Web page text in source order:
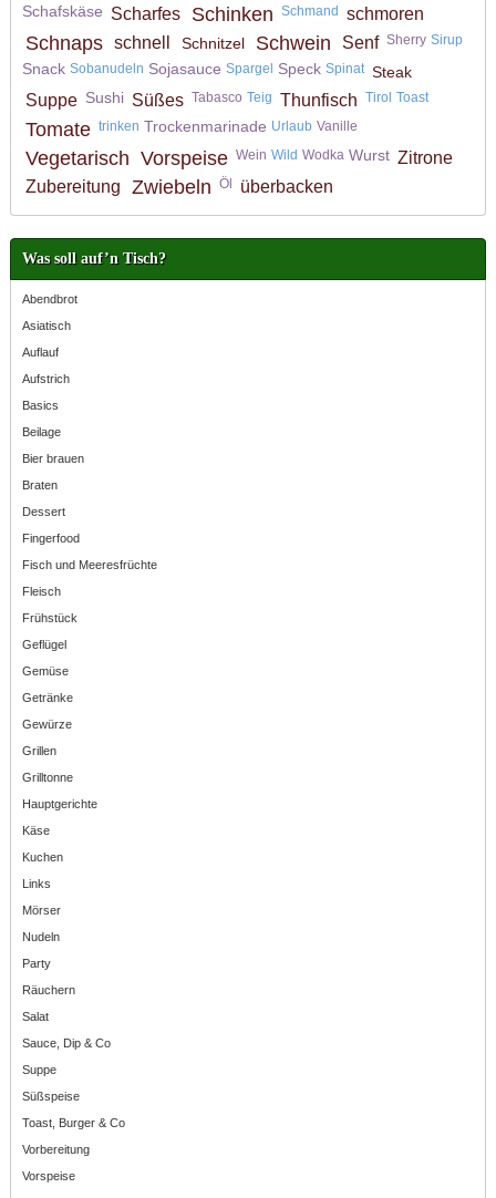
Schafskäse Scharfes Schinken Schmand schmoren
Schnaps schnell Schnitzel Schwein Senf Sherry Sirup
Snack Sobanudeln Sojasauce Spargel Speck Spinat Steak
Suppe Sushi Süßes Tabasco Teig Thunfisch Tirol Toast
Tomate trinken Trockenmarinade Urlaub Vanille
Vegetarisch Vorspeise Wein Wild Wodka Wurst Zitrone
Zubereitung
Zwiebeln Öl überbacken
Was soll auf’n Tisch?
Abendbrot
Asiatisch
Auflauf
Aufstrich
Basics
Beilage
Bier brauen
Braten
Dessert
Fingerfood
Fisch und Meeresfrüchte
Fleisch
Frühstück
Geflügel
Gemüse
Getränke
Gewürze
Grillen
Grilltonne
Hauptgerichte
Käse
Kuchen
Links
Mörser
Nudeln
Party
Räuchern
Salat
Sauce, Dip & Co
Suppe
Süßspeise
Toast, Burger & Co
Vorbereitung
Vorspeise